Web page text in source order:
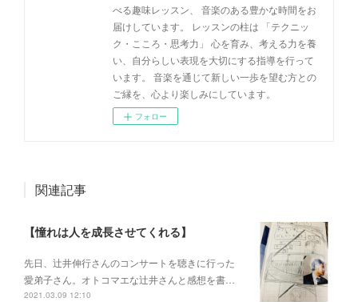
べる趣味レッスン、 音楽のある豊かな時間をお
届けしています。 レッスンの柱は 「テクニッ
ク・こころ・思考力」 心を育み、考える力を養
い、自分らしい表現を大切にする指導を行って
います。 音楽を通じて新しい一歩を望む方との
ご縁を、心より楽しみにしています。
フォロー
関連記事
【憧れは人を成長させてくれる】
先日、辻井伸行さんのコンサートを 聴きに行った
愛弟子さん。 オトコマエな辻井さんと 感想を書…
2021.03.09 12:10